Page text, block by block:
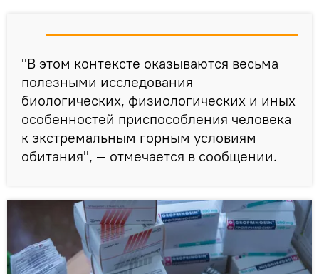
"В этом контексте оказываются весьма
полезными исследования
биологических, физиологических и иных
особенностей приспособления человека
к экстремальным горным условиям
обитания", — отмечается в сообщении.